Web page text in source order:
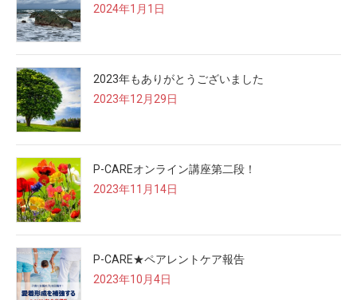
2024年1月1日
2023年もありがとうございました
2023年12月29日
P-CAREオンライン講座第二段！
2023年11月14日
P-CARE★ペアレントケア報告
2023年10月4日